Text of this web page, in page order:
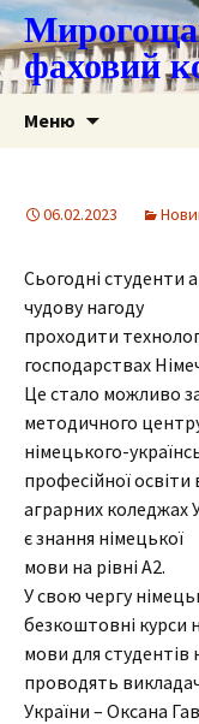
фаховий
Меню
06.02.2023
Сьогодні студенти
чудову нагоду
проходити
господарствах
Це стало можливо
методичного
німецького-
професійної освіти
аграрних коледжах
є знання німецької
мови на рівні А2.
У свою чергу
безкоштовні курси
мови для
проводять
України – Оксана